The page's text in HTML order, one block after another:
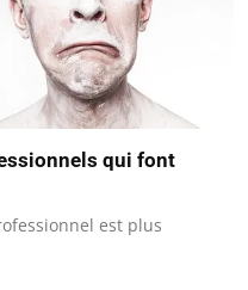
qui font
est plus